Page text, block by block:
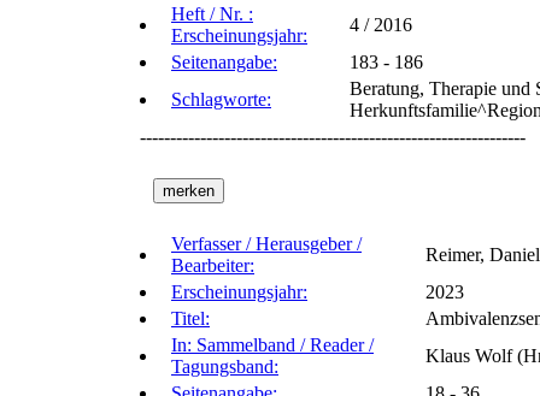
Heft / Nr. :
Erscheinungsjahr:
4 / 2016
Seitenangabe:
183 - 186
Schlagworte:
Beratung, Therapie und
----------------------------------------------------------------
Verfasser / Herausgeber /
Bearbeiter:
Reimer,
Erscheinungsjahr:
2023
Titel:
In: Sammelband / Reader /
Tagungsband:
Klaus Wolf